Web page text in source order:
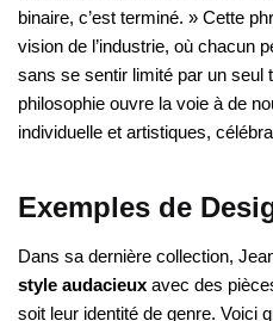
binaire, c’est terminé. » Cette
vision de l’industrie, où chacun
sans se sentir limité par un seul
philosophie ouvre la voie à de
individuelle et artistiques,
Exemples de
Dans sa dernière collection,
style audacieux avec des
soit leur identité de genre. Voici